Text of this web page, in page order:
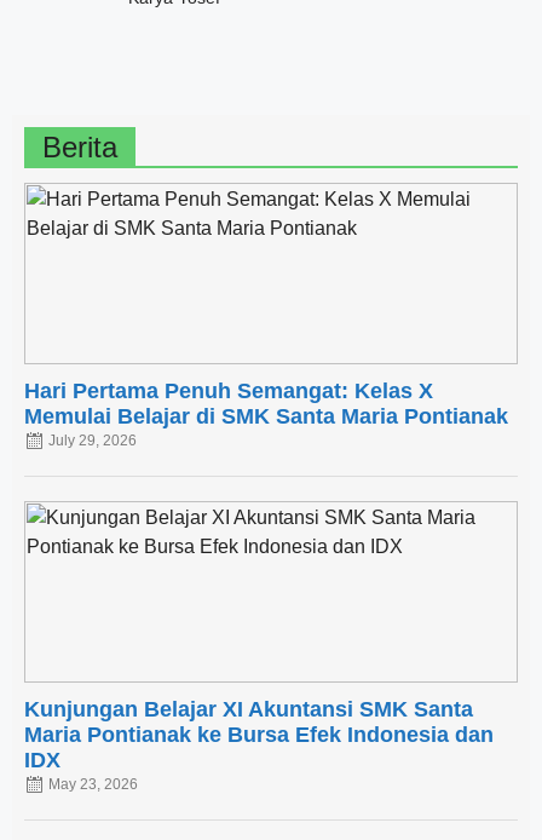
Berita
Hari Pertama Penuh Semangat: Kelas X
Memulai Belajar di SMK Santa Maria Pontianak
July 29, 2026
Kunjungan Belajar XI Akuntansi SMK Santa
Maria Pontianak ke Bursa Efek Indonesia dan
IDX
May 23, 2026